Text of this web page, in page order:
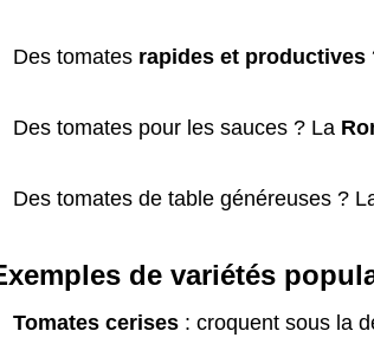
Des tomates rapides et productives
Des tomates pour les sauces ? La
Des tomates de table généreuses ?
de variétés
Tomates cerises: croquent sous la